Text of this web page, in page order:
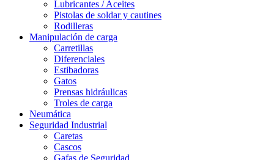
Lubricantes / Aceites
Pistolas de soldar y cautines
Rodilleras
Manipulación de carga
Carretillas
Diferenciales
Estibadoras
Gatos
Prensas hidráulicas
Troles de carga
Neumática
Seguridad Industrial
Caretas
Cascos
Gafas de Seguridad